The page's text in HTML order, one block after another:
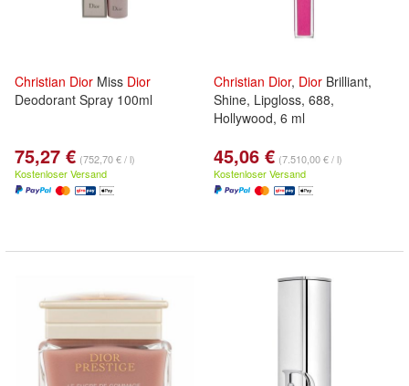
Christian Dior Miss Dior
Deodorant Spray 100ml
75,27 € (752,70 € / l)
Kostenloser Versand
Christian Dior, Dior Brilliant,
Shine, Lipgloss, 688,
Hollywood, 6 ml
45,06 € (7.510,00 € / l)
Kostenloser Versand